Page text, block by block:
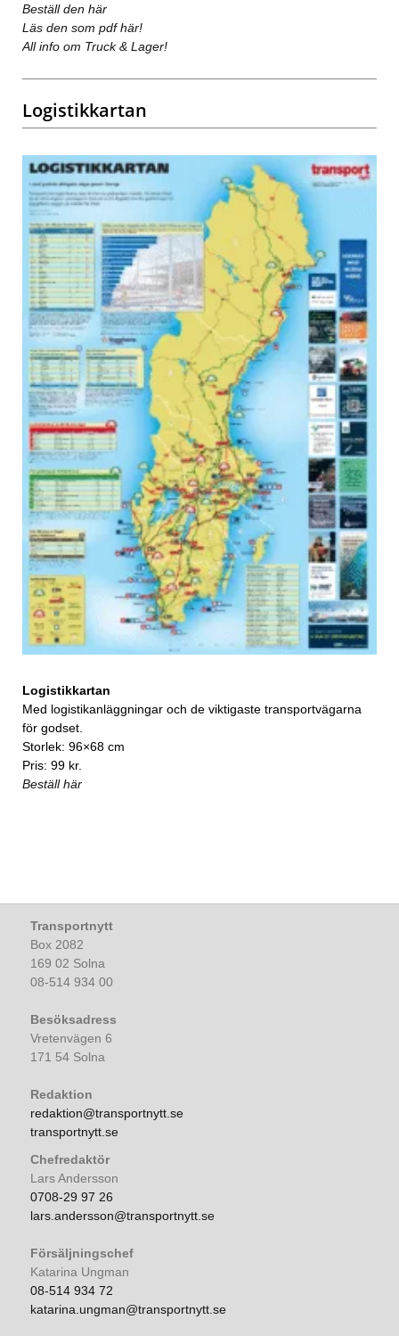
Beställ den här
Läs den som pdf här!
All info om Truck & Lager!
Logistikkartan
Logistikkartan
Med logistikanläggningar och de viktigaste transportvägarna
för godset.
Storlek: 96×68 cm
Pris: 99 kr.
Beställ här
Transportnytt
Box 2082
169 02 Solna
08-514 934 00
Besöksadress
Vretenvägen 6
171 54 Solna
Redaktion
redaktion@transportnytt.se
transportnytt.se
Chefredaktör
Lars Andersson
0708-29 97 26
lars.andersson@transportnytt.se
Försäljningschef
Katarina Ungman
08-514 934 72
katarina.ungman@transportnytt.se